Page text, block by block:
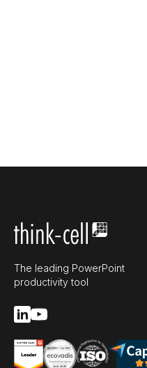
The leading PowerPoint
productivity tool